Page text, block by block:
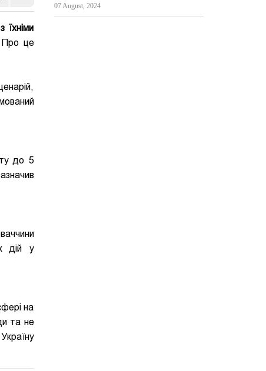
їхніми
Про це
до 5
дій у
на
та не
07 August, 2024